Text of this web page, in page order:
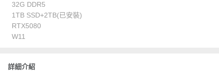
32G DDR5
1TB SSD+2TB(已安裝)
RTX5080
W11
詳細介紹